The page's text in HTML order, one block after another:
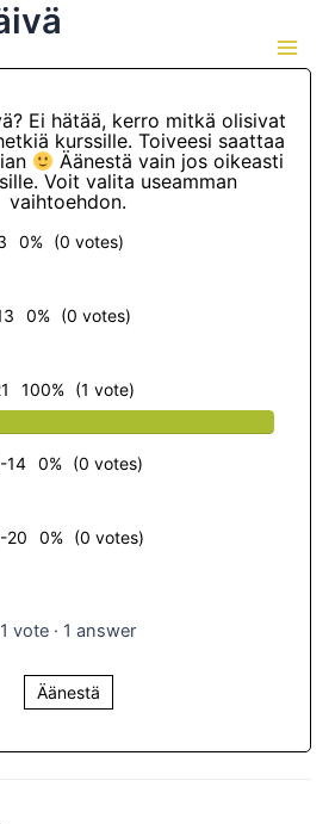
Main
Ei hätää, kerro mitkä olisivat
kurssille. Toiveesi saattaa
Äänestä vain jos oikeasti
Voit valita useamman
vaihtoehdon.
0% (0 votes)
0% (0 votes)
100% (1 vote)
14 0% (0 votes)
20 0% (0 votes)
1 vote · 1 answer
Äänestä